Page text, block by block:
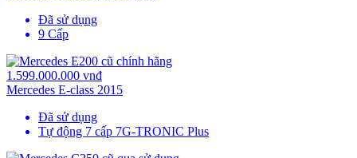
Đã sử dụng
9 Cấp
1.599.000.000 vnđ
Mercedes E-class 2015
Đã sử dụng
Tự động 7 cấp 7G-TRONIC Plus